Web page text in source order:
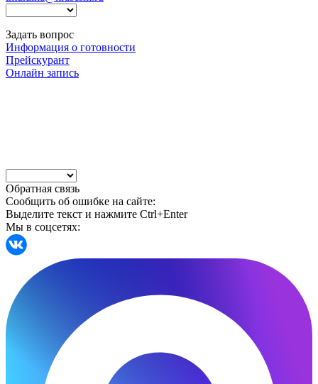
Задать вопрос
Информация о готовности
Прейскурант
Онлайн запись
Обратная связь
Сообщить об ошибке на сайте:
Выделите текст и нажмите Ctrl+Enter
Мы в соцсетях: